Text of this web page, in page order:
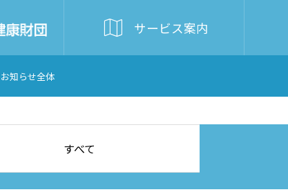
 サービス案内
お知らせ全体
すべて